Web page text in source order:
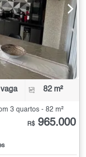
82 m²
3 quartos - 82 m²
R$ 965.000